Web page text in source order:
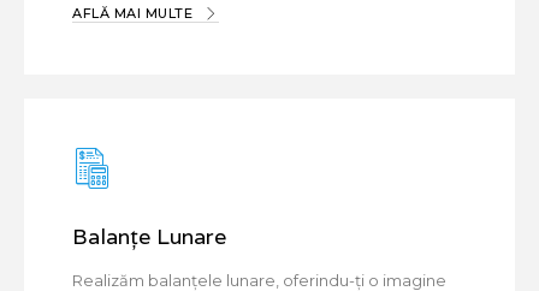
AFLĂ MAI MULTE
Balanțe Lunare
Realizăm balanțele lunare, oferindu-ți o imagine